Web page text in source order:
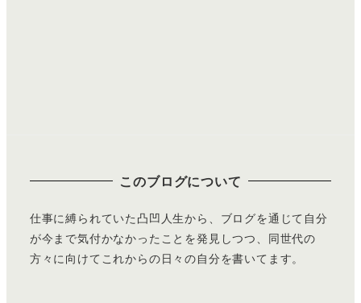
このブログについて
仕事に縛られていた凸凹人生から、ブログを通じて自分
が今まで気付かなかったことを発見しつつ、同世代の
方々に向けてこれからの日々の自分を書いてます。